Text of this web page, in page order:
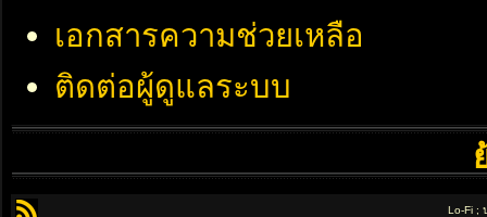
เอกสารความช่วยเหลือ
ติดต่อผู้ดูแลระบบ
Lo-Fi ;